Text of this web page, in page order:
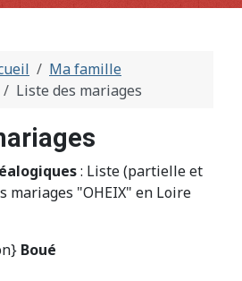
Ma famille
Liste des mariages
: Liste (partielle et
mariages "OHEIX" en Loire
Boué